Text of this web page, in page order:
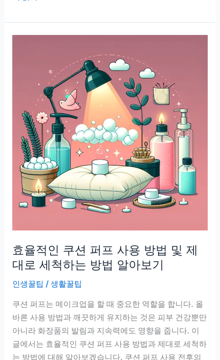
퍼
프
깨
화
위
한
수
노
하
우
효율적인 쿠션 퍼프 사용 방법 및 제
대로 세척하는 방법 알아보기
인생꿀팁 /생활꿀팁
쿠션 퍼프는 메이크업을 할 때 중요한 역할을 합니다. 올
바른 사용 방법과 깨끗하게 유지하는 것은 피부 건강뿐만
아니라 화장품의 발림과 지속력에도 영향을 줍니다. 이
글에서는 효율적인 쿠션 퍼프 사용 방법과 제대로 세척하
는 방법에 대해 알아보겠습니다. 쿠션 퍼프 사용 전후의